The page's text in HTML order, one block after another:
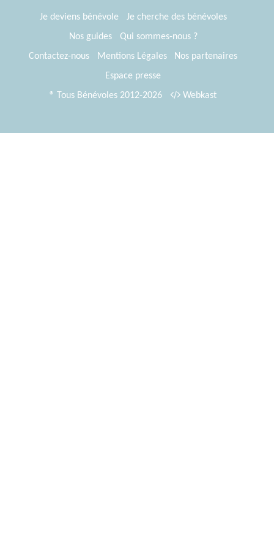
Je deviens bénévole
Je cherche des bénévoles
Nos guides
Qui sommes-nous ?
Contactez-nous
Mentions Légales
Nos partenaires
Espace presse
® Tous Bénévoles 2012-2026
Webkast